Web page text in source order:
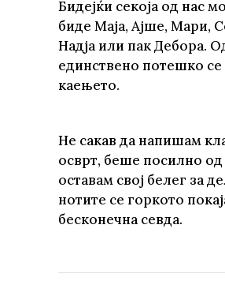
Бидејќи секоја од нас
биде Маја, Ајше, Мари,
Надја или пак Дебора.
единствено потешко
каењето.
Не сакав да напишам
осврт, беше посилно
оставам свој белег за
нотите се горкото
бесконечна севда.